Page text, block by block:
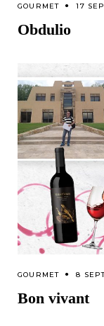
GOURMET 17
Obdulio
GOURMET 8
Bon vivant